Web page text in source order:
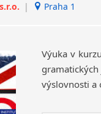
| Praha 1
Výuka v